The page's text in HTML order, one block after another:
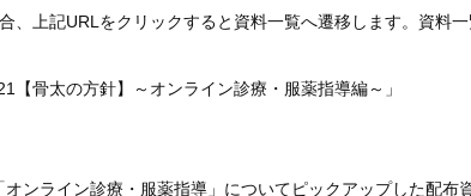
上記URLをクリックすると資料一覧へ遷移します。資料一
【骨太の方針】～オンライン診療・服薬指導編～」
ンライン診療・服薬指導」についてピックアップした配布